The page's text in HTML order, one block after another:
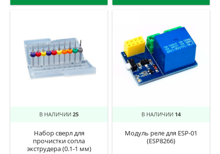
В НАЛИЧИИ 25
Набор сверл для
прочистки сопла
экструдера (0.1-1 мм)
В НАЛИЧИИ 14
Модуль реле для ESP-01
(ESP8266)